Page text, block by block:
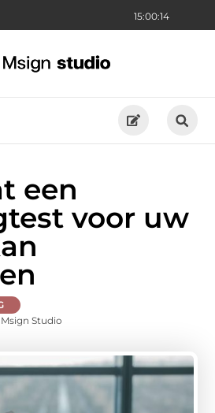
15:00:16
een
voor uw
Studio